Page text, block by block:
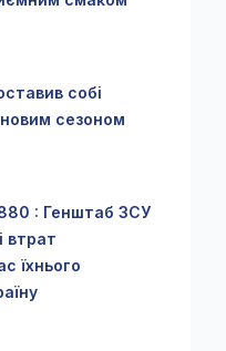
собі
сезоном
: Генштаб ЗСУ
втрат
їхнього